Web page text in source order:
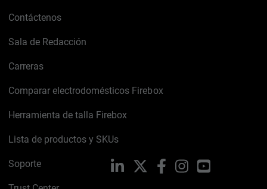
Contáctenos
Sala de Redacción
Carreras
Comparar electrodomésticos Firebox
Herramienta de talla Firebox
Lista de productos y SKUs
Soporte LinkedIn FacebookInstagramYouTube